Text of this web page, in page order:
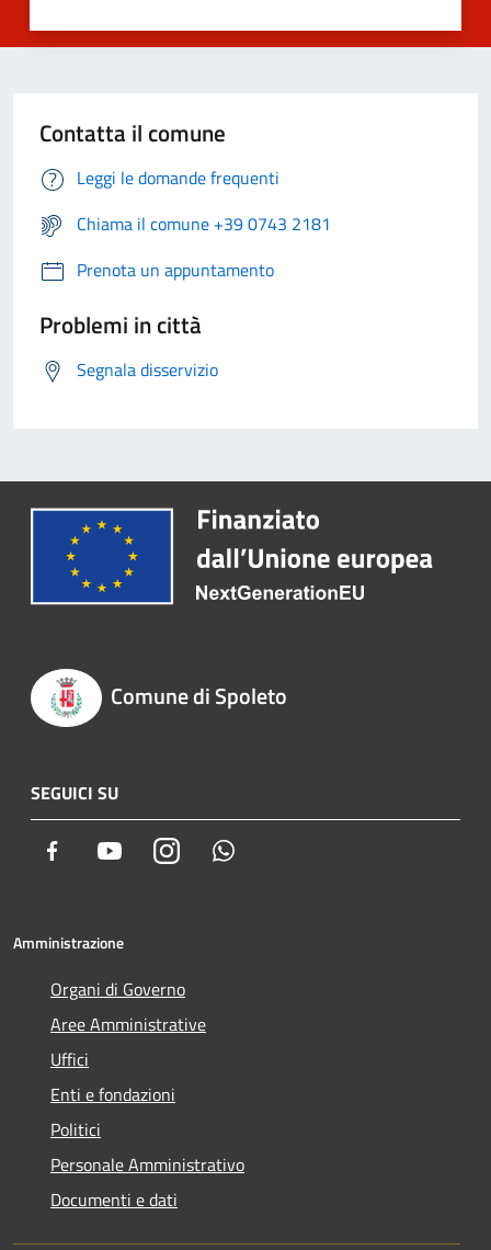
Contatta il comune
Leggi le domande frequenti
Chiama il comune +39 0743 2181
Prenota un appuntamento
Problemi in città
Segnala disservizio
Comune di Spoleto
SEGUICI SU
Facebook YoutubeInstagram
Amministrazione
Organi di Governo
Aree Amministrative
Uffici
Enti e fondazioni
Politici
Personale Amministrativo
Documenti e dati